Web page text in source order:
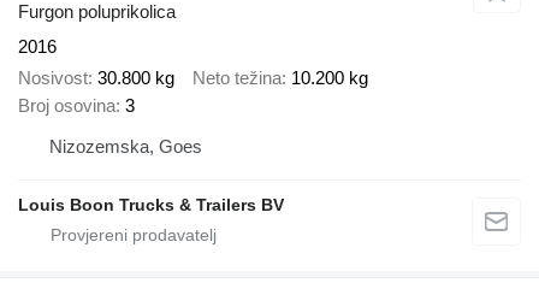
Furgon poluprikolica
2016
Nosivost 30.800 kg Neto težina 10.200 kg
Broj osovina 3
Nizozemska, Goes
Louis Boon Trucks & Trailers BV